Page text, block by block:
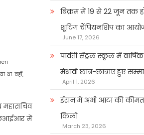
था. वहीं,
महासचिव
में
बिक्रम में 19 से 22 जून तक
शूटिंग चैंपियनशिप का
June 17, 2026
पार्वती सेंट्रल स्कूल में वार्षिक
मेधावी छात्र-छात्राएं हुए
April 1, 2026
ईरान में अभी आटा की कीमत
किलो
March 23, 2026